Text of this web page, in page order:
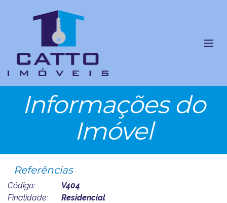
Informações do
Imóvel
Referências
Código:
V404
Finalidade:
Residencial